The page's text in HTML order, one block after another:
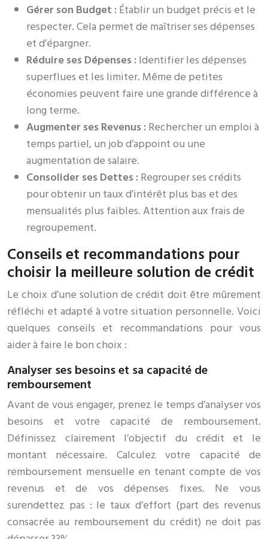
Gérer son Budget :Établir un budget précis et le
respecter. Cela permet de maîtriser ses dépenses
et d’épargner.
Réduire ses Dépenses :Identifier les dépenses
superflues et les limiter. Même de petites
économies peuvent faire une grande différence à
long terme.
Augmenter ses Revenus :Rechercher un emploi à
temps partiel, un job d’appoint ou une
augmentation de salaire.
Consolider ses Dettes :Regrouper ses crédits
pour obtenir un taux d’intérêt plus bas et des
mensualités plus faibles. Attention aux frais de
regroupement.
Conseils et recommandations pour
choisir la meilleure solution de crédit
Le choix d’une solution de crédit doit être mûrement
réfléchi et adapté à votre situation personnelle. Voici
quelques conseils et recommandations pour vous
aider à faire le bon choix :
Analyser ses besoins et sa capacité de
remboursement
Avant de vous engager, prenez le temps d’analyser vos
besoins et votre capacité de remboursement.
Définissez clairement l’objectif du crédit et le
montant nécessaire. Calculez votre capacité de
remboursement mensuelle en tenant compte de vos
revenus et de vos dépenses fixes. Ne vous
surendettez pas : le taux d’effort (part des revenus
consacrée au remboursement du crédit) ne doit pas